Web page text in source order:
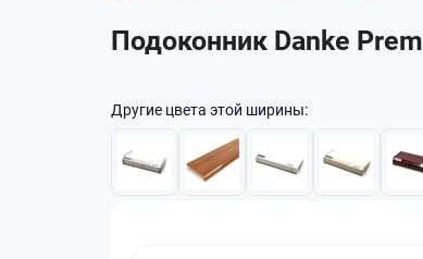
Подоконник Danke
Другие цвета этой ширины: